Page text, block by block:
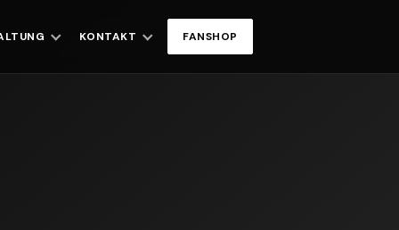
KONTAKT FANSHOP